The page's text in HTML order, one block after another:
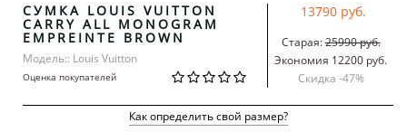
СУМКА LOUIS VUITTON
CARRY ALL MONOGRAM
EMPREINTE BROWN
Модель:: Louis Vuitton
Оценка покупателей
13790 руб.
Старая:25990 руб.
Экономия 12200 руб.
Скидка -47%
Как определить свой размер?